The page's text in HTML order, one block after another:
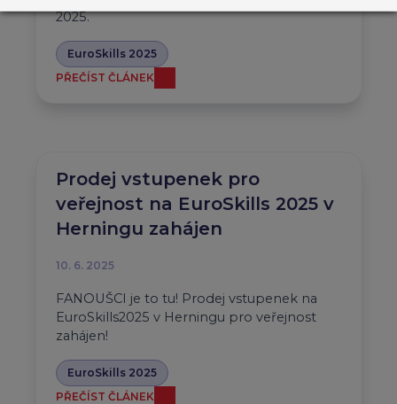
2025.
EuroSkills 2025
PŘEČÍST ČLÁNEK
Prodej vstupenek pro
veřejnost na EuroSkills 2025 v
Herningu zahájen
10. 6. 2025
FANOUŠCI je to tu! Prodej vstupenek na
EuroSkills2025 v Herningu pro veřejnost
zahájen!
EuroSkills 2025
PŘEČÍST ČLÁNEK